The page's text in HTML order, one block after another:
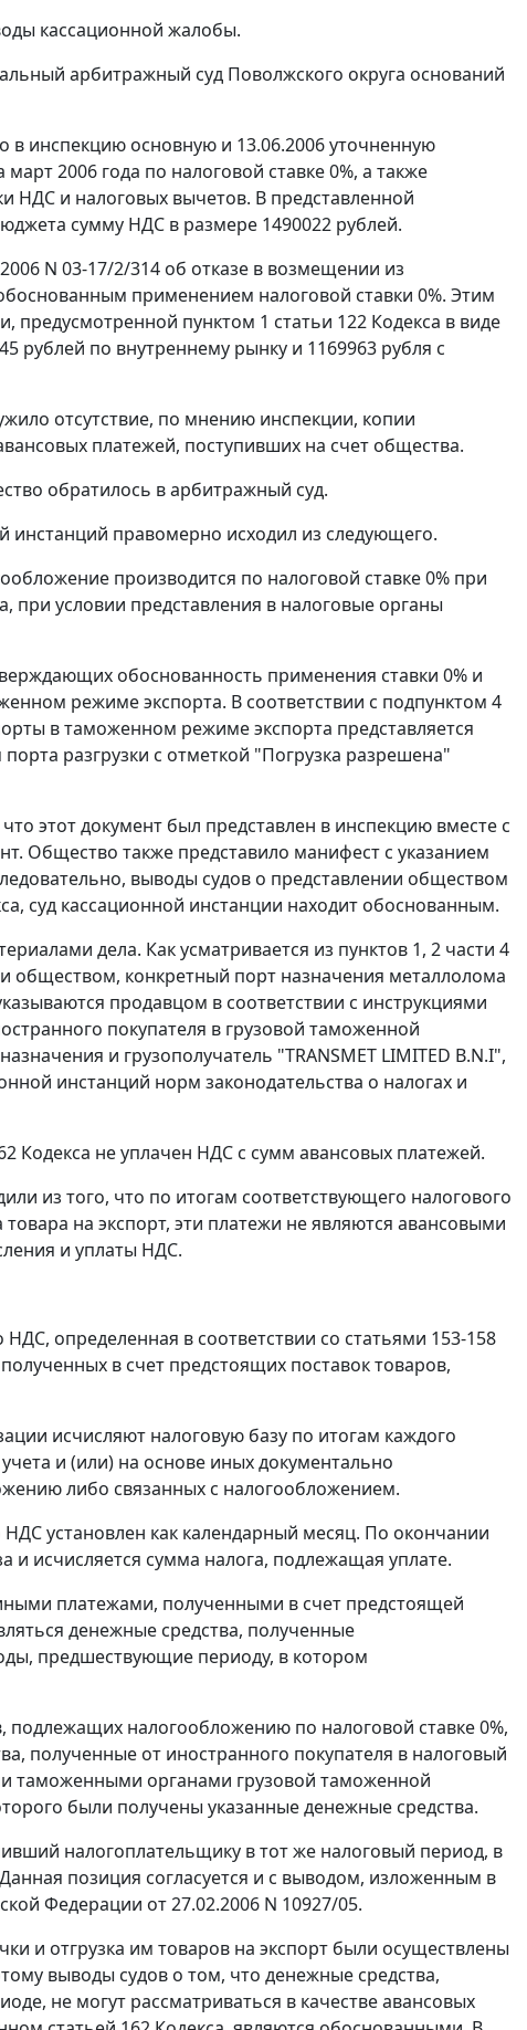
кассационной жалобы.
арбитражный суд Поволжского округа оснований
в инспекцию основную и 13.06.2006 уточненную
2006 года по налоговой ставке 0%, а также
НДС и налоговых вычетов. В представленной
сумму НДС в размере 1490022 рублей.
N 03-17/2/314 об отказе в возмещении из
применением налоговой ставки 0%. Этим
предусмотренной пунктом 1 статьи 122 Кодекса в виде
рублей по внутреннему рынку и 1169963 рубля с
отсутствие, по мнению инспекции, копии
платежей, поступивших на счет общества.
обратилось в арбитражный суд.
инстанций правомерно исходил из следующего.
производится по налоговой ставке 0% при
, при условии представления в налоговые органы
обоснованность применения ставки 0% и
режиме экспорта. В соответствии с подпунктом 4
в таможенном режиме экспорта представляется
разгрузки с отметкой "Погрузка разрешена"
этот документ был представлен в инспекцию вместе с
Общество также представило манифест с указанием
выводы судов о представлении обществом
суд кассационной инстанции находит обоснованным.
дела. Как усматривается из пунктов 1, 2 части 4
обществом, конкретный порт назначения металлолома
продавцом в соответствии с инструкциями
покупателя в грузовой таможенной
и грузополучатель "TRANSMET LIMITED B.N.I",
инстанций норм законодательства о налогах и
Кодекса не уплачен НДС с сумм авансовых платежей.
из того, что по итогам соответствующего налогового
на экспорт, эти платежи не являются авансовыми
и уплаты НДС.
НДС, определенная в соответствии со статьями 153-158
в счет предстоящих поставок товаров,
исчисляют налоговую базу по итогам каждого
и (или) на основе иных документально
либо связанных с налогообложением.
установлен как календарный месяц. По окончании
и исчисляется сумма налога, подлежащая уплате.
платежами, полученными в счет предстоящей
денежные средства, полученные
предшествующие периоду, в котором
налогообложению по налоговой ставке 0%,
полученные от иностранного покупателя в налоговый
таможенными органами грузовой таможенной
были получены указанные денежные средства.
налогоплательщику в тот же налоговый период, в
позиция согласуется и с выводом, изложенным в
Федерации от 27.02.2006 N 10927/05.
и отгрузка им товаров на экспорт были осуществлены
выводы судов о том, что денежные средства,
не могут рассматриваться в качестве авансовых